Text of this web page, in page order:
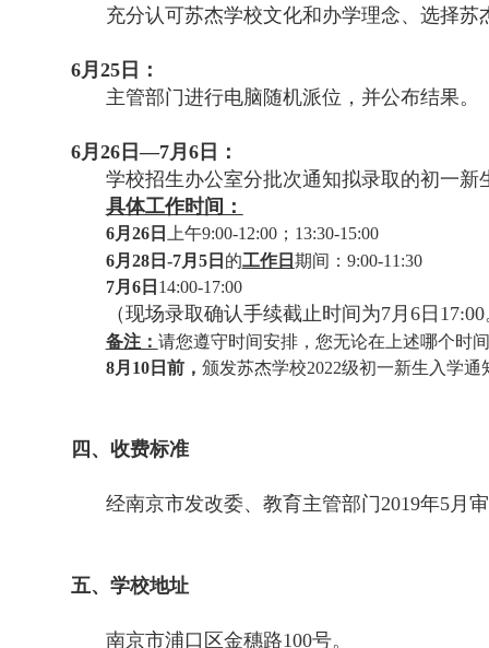
充分认可苏杰学校文化和办学理念、选择
6月25日：
主管部门进行电脑随机派位，并公布结果。
6月26日—7月6日：
学校招生办公室分批次通知拟录取的初一
具体工作时间：
6月26日
上午9:00-12:00；13:30-15:00
6月28日-7月5日 的工作日 期间：9:00-11:30
7月6日 14:00-17:00
（现场录取确认手续截止时间为7月6日
备注： 请您遵守时间安排，您无论在上述哪个时
8月10日前， 颁发苏杰学校2022级初一新生入学通
四、收费标准
经南京市发改委、教育主管部门2019年5月
五、学校地址
南京市浦口区金穗路100号。